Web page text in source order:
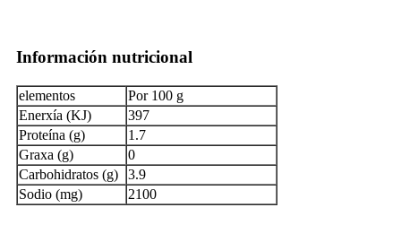
Información nutricional
elementos
Por 100 g
Enerxía (KJ)
397
Proteína (g)
1.7
Graxa (g)
0
Carbohidratos (g)
3.9
Sodio (mg)
2100